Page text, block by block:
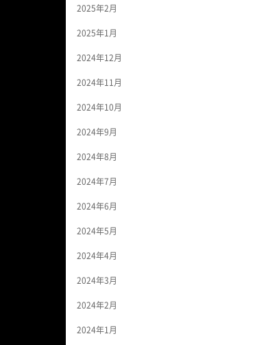
2025年2月
2025年1月
2024年12月
2024年11月
2024年10月
2024年9月
2024年8月
2024年7月
2024年6月
2024年5月
2024年4月
2024年3月
2024年2月
2024年1月